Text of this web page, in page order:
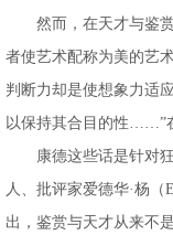
然而，在天才与鉴赏
者使艺术配称为美的艺
判断力却是使想象力适
以保持其合目的性……”
康德这些话是针对狂
人、批评家爱德华·杨
出，鉴赏与天才从来不